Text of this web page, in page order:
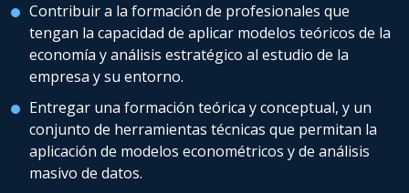
Contribuir a la formación de profesionales que
tengan la capacidad de aplicar modelos teóricos de la
economía y análisis estratégico al estudio de la
empresa y su entorno.
Entregar una formación teórica y conceptual, y un
conjunto de herramientas técnicas que permitan la
aplicación de modelos econométricos y de análisis
masivo de datos.